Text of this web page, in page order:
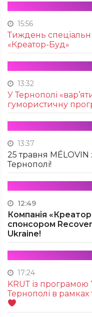
15:56
Тиждень
«Креатор-Буд»
13:32
У Тернополі
гумористичну
13:37
25 травня
Тернополі!
12:49
Компанія
спонсором
Ukraine!
17:24
KRUТ із програмою
Тернополі в рамках